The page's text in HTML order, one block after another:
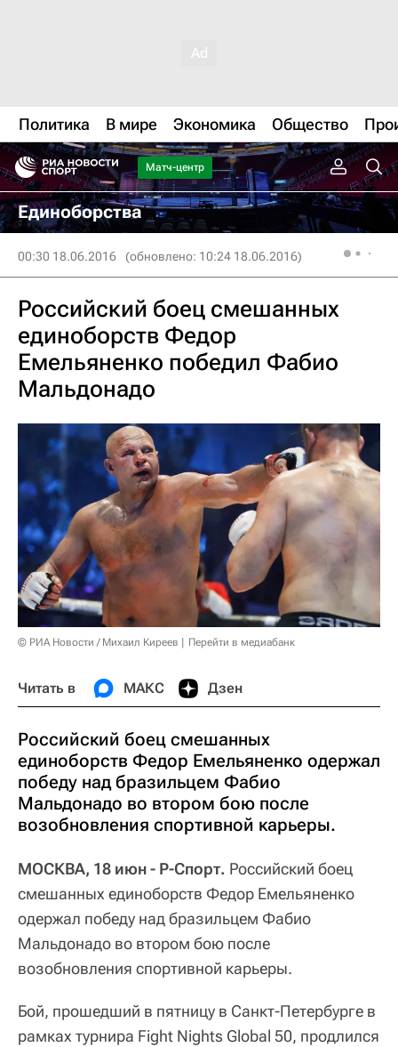
Политика В мире Экономика Общество
Матч-центр
Единоборства
00:30 18.06.2016 (обновлено: 10:24 18.06.2016)
Российский боец смешанных
единоборств Федор
Емельяненко победил Фабио
Мальдонадо
© РИА Новости / Михаил Киреев Перейти в медиабанк
Читать в МАКС Дзен
Российский боец смешанных
единоборств Федор Емельяненко одержал
победу над бразильцем Фабио
Мальдонадо во втором бою после
возобновления спортивной карьеры.
МОСКВА, 18 июн - Р-Спорт. Российский боец
смешанных единоборств Федор Емельяненко
одержал победу над бразильцем Фабио
Мальдонадо во втором бою после
возобновления спортивной карьеры.
Бой, прошедший в пятницу в Санкт-Петербурге в
рамках турнира Fight Nights Global 50, продлился